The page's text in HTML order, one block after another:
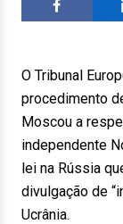
O Tribunal
procedimento
Moscou a
independente
lei na Rússia
divulgação de
Ucrânia.